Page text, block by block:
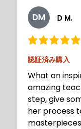
DM D M.
認証済み購入
What an
amazing
step, give
her process